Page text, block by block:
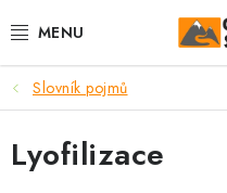
na
🏕️VÝPRODEJ
CAMPING A TURISTIKA
Slovník pojmů
Lyofilizace